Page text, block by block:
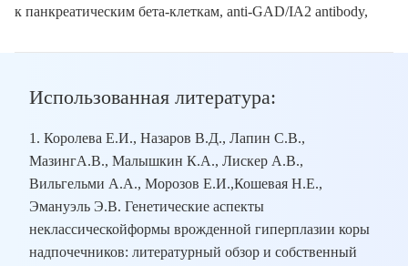
к панкреатическим бета-клеткам, anti-GAD/IA2 antibody,
Использованная литература:
1. Королева Е.И., Назаров В.Д., Лапин С.В.,
МазингА.В., Малышкин К.А., Лискер А.В.,
Вильгельми А.А., Морозов Е.И.,Кошевая Н.Е.,
Эмануэль Э.В. Генетические аспекты
неклассическойформы врожденной гиперплазии коры
надпочечников: литературный обзор и собственный